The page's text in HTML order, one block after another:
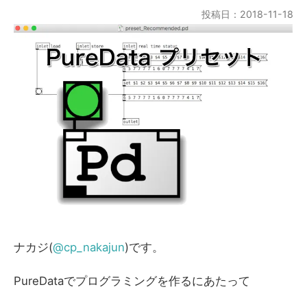
投稿日：2018-11-18
ナカジ(@cp_nakajun)です。
PureDataでプログラミングを作るにあたって